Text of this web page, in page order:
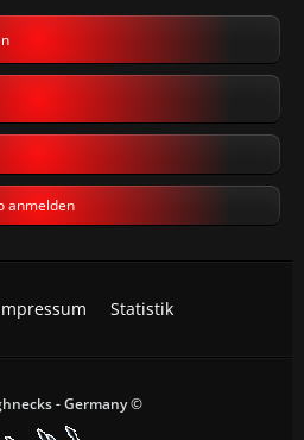
anmelden
Statistik
- Germany ©